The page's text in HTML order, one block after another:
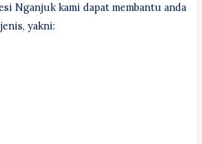
Nganjuk kami dapat membantu anda
yakni: